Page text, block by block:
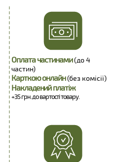
Оплата частинами(до 4
частин)
Карткою онлайн(без комісії)
Накладений платіж
+35 грн. до вартості товару.